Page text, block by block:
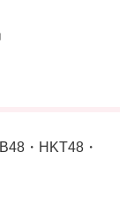
・HKT48・